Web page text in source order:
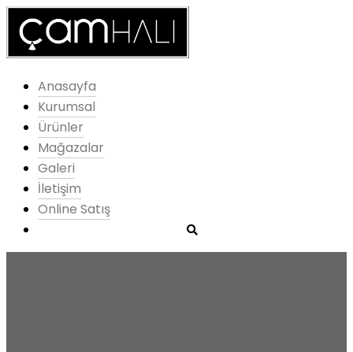
Anasayfa
Kurumsal
Ürünler
Mağazalar
Galeri
İletişim
Online Satış